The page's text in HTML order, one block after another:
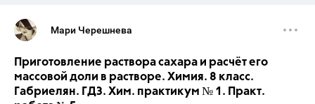
Мари Черешнева
Приготовление раствора сахара и расчёт его
массовой доли в растворе. Химия. 8 класс.
Габриелян. ГДЗ. Хим. практикум № 1. Практ.